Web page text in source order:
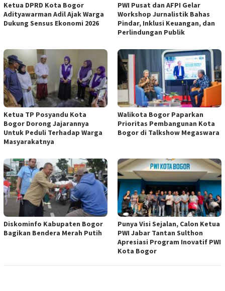
Ketua DPRD Kota Bogor
Adityawarman Adil Ajak Warga
Dukung Sensus Ekonomi 2026
PWI Pusat dan AFPI Gelar
Workshop Jurnalistik Bahas
Pindar, Inklusi Keuangan, dan
Perlindungan Publik
Ketua TP Posyandu Kota
Bogor Dorong Jajarannya
Untuk Peduli Terhadap Warga
Masyarakatnya
Walikota Bogor Paparkan
Prioritas Pembangunan Kota
Bogor di Talkshow Megaswara
Diskominfo Kabupaten Bogor
Bagikan Bendera Merah Putih
Punya Visi Sejalan, Calon Ketua
PWI Jabar Tantan Sulthon
Apresiasi Program Inovatif PWI
Kota Bogor